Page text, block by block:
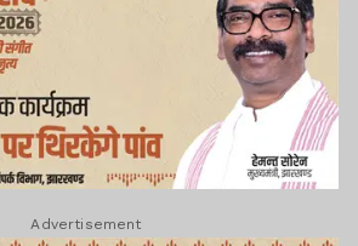
Advertisement